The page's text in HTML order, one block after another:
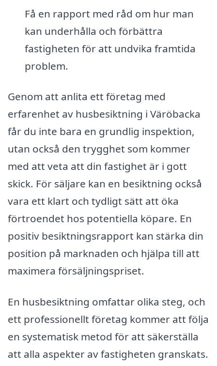
Få en rapport med råd om hur man
kan underhålla och förbättra
fastigheten för att undvika framtida
problem.
Genom att anlita ett företag med
erfarenhet av husbesiktning i Väröbacka
får du inte bara en grundlig inspektion,
utan också den trygghet som kommer
med att veta att din fastighet är i gott
skick. För säljare kan en besiktning också
vara ett klart och tydligt sätt att öka
förtroendet hos potentiella köpare. En
positiv besiktningsrapport kan stärka din
position på marknaden och hjälpa till att
maximera försäljningspriset.
En husbesiktning omfattar olika steg, och
ett professionellt företag kommer att följa
en systematisk metod för att säkerställa
att alla aspekter av fastigheten granskats.